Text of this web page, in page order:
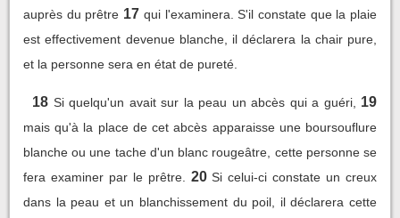
auprès du prêtre 17 qui l'examinera. S'il constate que la plaie
est effectivement devenue blanche, il déclarera la chair pure,
et la personne sera en état de pureté.
18 Si quelqu'un avait sur la peau un abcès qui a guéri, 19
mais qu'à la place de cet abcès apparaisse une boursouflure
blanche ou une tache d'un blanc rougeâtre, cette personne se
fera examiner par le prêtre.
20 Si celui-ci constate un creux
dans la peau et un blanchissement du poil, il déclarera cette